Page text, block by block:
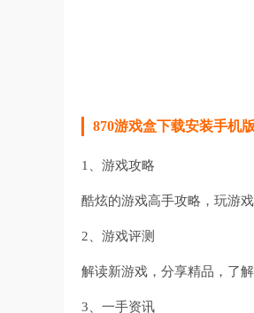
870游戏盒下载安装手机
1、游戏攻略
酷炫的游戏高手攻略，玩游
2、游戏评测
解读新游戏，分享精品，了
3、一手资讯